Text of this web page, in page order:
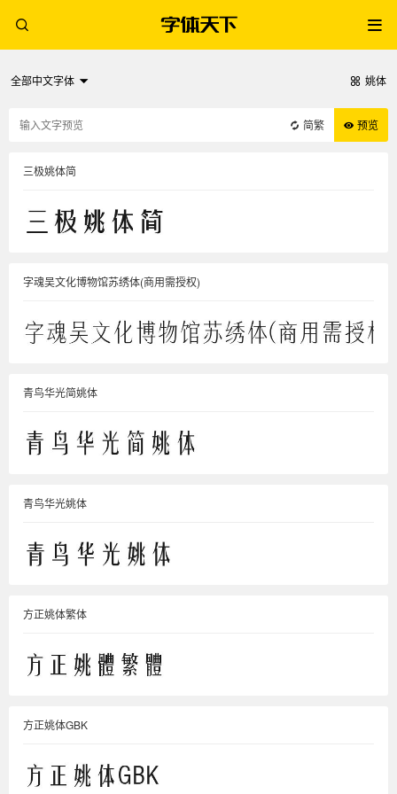
全部中文字体 姚体
简繁 预览
三极姚体简
字魂吴文化博物馆苏绣体(商用需授权)
青鸟华光简姚体
青鸟华光姚体
方正姚体繁体
方正姚体GBK